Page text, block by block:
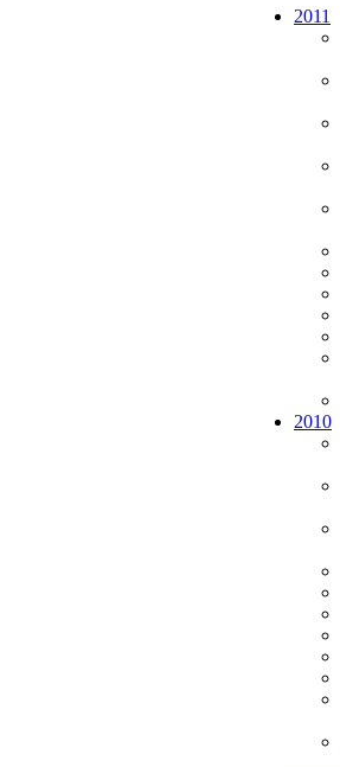
2011
2010